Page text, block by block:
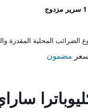
الضرائب المحلية المقدرة
مضمون